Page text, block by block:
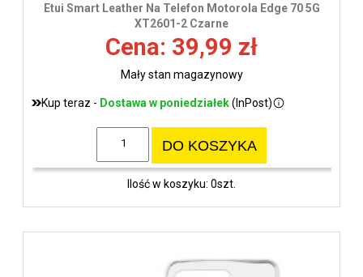
Etui Smart Leather Na Telefon Motorola Edge 70 5G
XT2601-2 Czarne
Cena: 39,99 zł
Mały stan magazynowy
Kup teraz - Dostawa w poniedziałek(InPost)
DO KOSZYKA
Ilość w koszyku: 0szt.